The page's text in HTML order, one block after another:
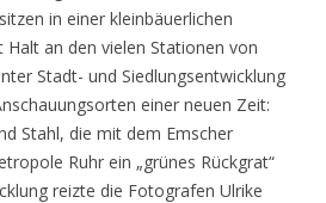
in einer kleinbäuerlichen
an den vielen Stationen von
Stadt- und Siedlungsentwicklung
einer neuen Zeit:
Stahl, die mit dem Emscher
Ruhr ein „grünes Rückgrat“
reizte die Fotografen Ulrike